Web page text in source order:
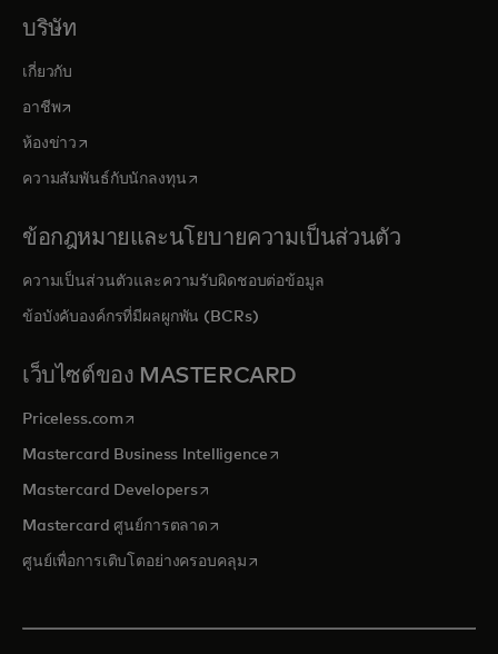
บริษัท
เกี่ยวกับ
อาชีพopens in a new tab
ห้องข่าว opens in a new tab
ความสัมพันธ์กับนักลงทุน opens in a new tab
ข้อกฎหมายและนโยบายความเป็นส่วนตัว
ความเป็นส่วนตัวและความรับผิดชอบต่อข้อมูล
ข้อบังคับองค์กรที่มีผลผูกพัน (BCRs)
เว็บไซต์ของ MASTERCARD
Priceless.com opens in a new tab
Mastercard Business Intelligenceopens in a new tab
Mastercard Developersopens in a new tab
Mastercard ศูนย์การตลาด opens in a new tab
ศูนย์เพื่อการเติบโตอย่างครอบคลุมopens in a new tab